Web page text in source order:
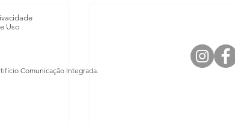
Uso
Comunicação Integrada.